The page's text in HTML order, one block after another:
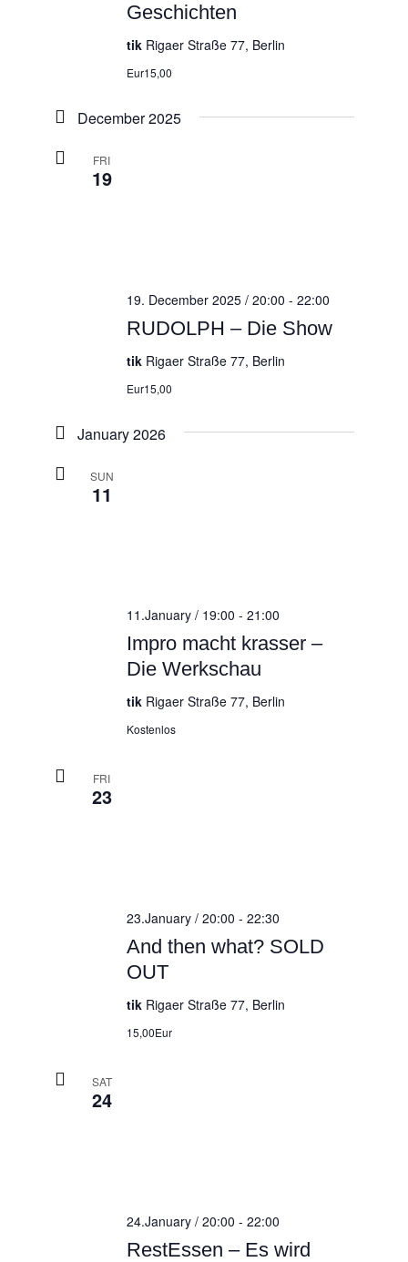
Geschichten
tik Rigaer Straße 77, Berlin
Eur15,00
December 2025
FRI
19
RUDOLPH – Die Show
19. December 2025 / 20:00 - 22:00
tik Rigaer Straße 77, Berlin
Eur15,00
January 2026
SUN
11
Impro macht krasser –
Die Werkschau
11.January / 19:00 - 21:00
tik Rigaer Straße 77, Berlin
Kostenlos
FRI
23
And then what? SOLD
OUT
23.January / 20:00 - 22:30
tik Rigaer Straße 77, Berlin
15,00Eur
SAT
24
RestEssen – Es wird
24.January / 20:00 - 22:00